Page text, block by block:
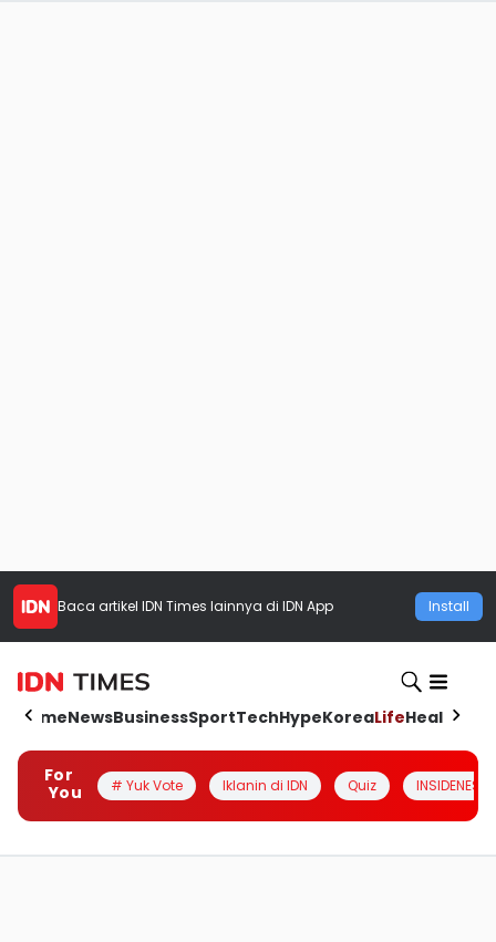
Baca artikel IDN Times lainnya di IDN App Install
HomeNewsBusinessSportTechHypeKoreaLifeHealth
For
You
# Yuk Vote Iklanin di IDN Quiz INSIDENESIA